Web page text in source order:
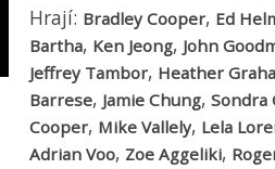
Hrají: Bradley Cooper, Ed
Bartha, Ken Jeong, John
Jeffrey Tambor, Heather
Barrese, Jamie Chung, Sondra
Cooper, Mike Vallely, Lela
Adrian Voo, Zoe Aggeliki,